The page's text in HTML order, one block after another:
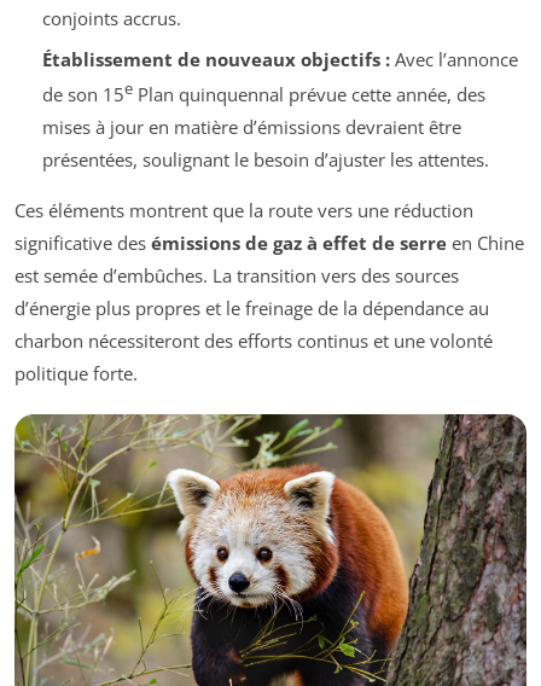
conjoints accrus.
Établissement de nouveaux objectifs :Avec l’annonce
de son 15ePlan quinquennal prévue cette année, des
mises à jour en matière d’émissions devraient être
présentées, soulignant le besoin d’ajuster les attentes.
Ces éléments montrent que la route vers une réduction
significative des émissions de gaz à effet de serre en Chine
est semée d’embûches. La transition vers des sources
d’énergie plus propres et le freinage de la dépendance au
charbon nécessiteront des efforts continus et une volonté
politique forte.